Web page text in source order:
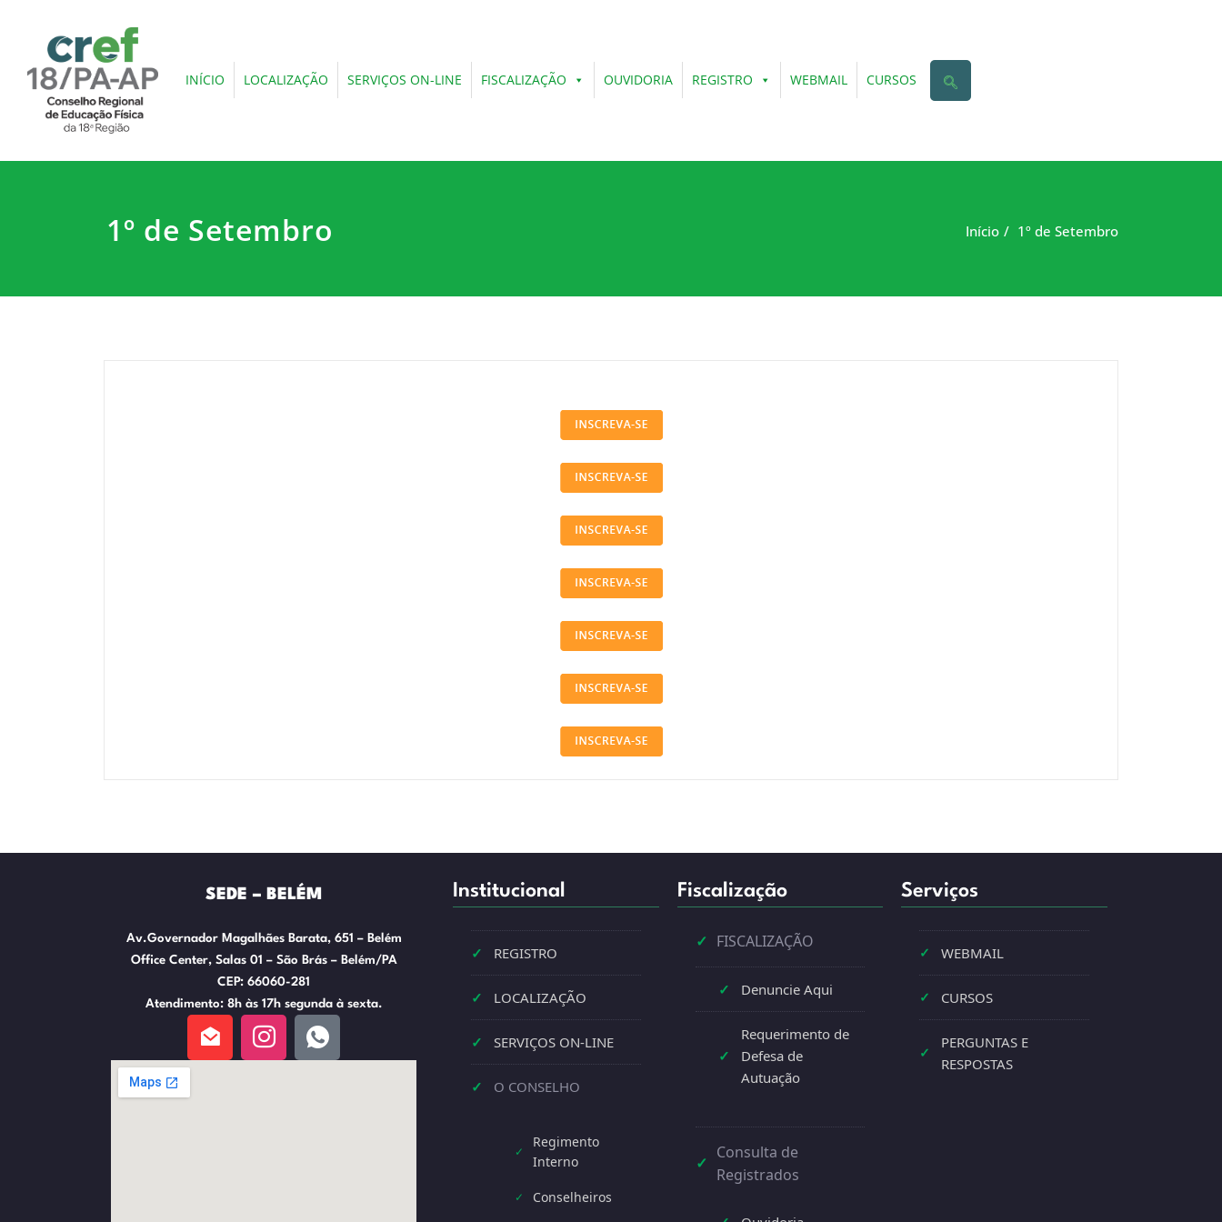
INÍCIO LOCALIZAÇÃO SERVIÇOS ON-LINE FISCALIZAÇÃO OUVIDORIA REGISTRO WEBMAIL CURSOS
1º de Setembro Início 1º de Setembro
SEDE – BELÉM
Av.Governador Magalhães Barata, 651 – Belém
Office Center, Salas 01 – São Brás – Belém/PA
CEP: 66060-281
Atendimento: 8h às 17h segunda à sexta.
Institucional
✓ REGISTRO
✓ LOCALIZAÇÃO
✓ SERVIÇOS ON-LINE
✓ O CONSELHO
✓
Regimento
Interno
✓ Conselheiros
Fiscalização
✓ FISCALIZAÇÃO
✓ Denuncie Aqui
✓
Requerimento de
Defesa de
Autuação
✓
Consulta de
Registrados
Serviços
✓ WEBMAIL
✓ CURSOS
✓
PERGUNTAS E
RESPOSTAS